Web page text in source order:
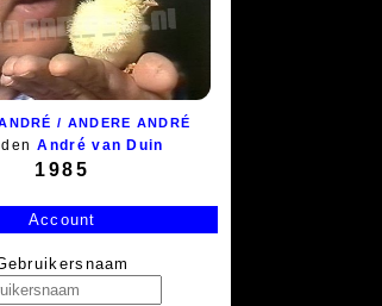
/ ANDERE ANDRÉ
André van Duin
1985
Account